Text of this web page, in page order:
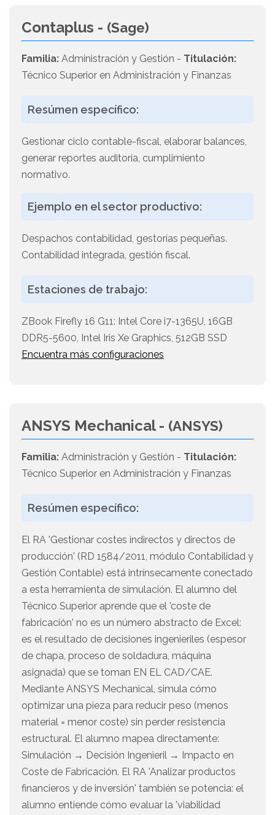
Contaplus - (Sage)
Familia: Administración y Gestión - Titulación:
Técnico Superior en Administración y Finanzas
Resúmen específico:
Gestionar ciclo contable-fiscal, elaborar balances,
generar reportes auditoría, cumplimiento
normativo.
Ejemplo en el sector productivo:
Despachos contabilidad, gestorías pequeñas.
Contabilidad integrada, gestión fiscal.
Estaciones de trabajo:
ZBook Firefly 16 G11: Intel Core i7-1365U, 16GB
DDR5-5600, Intel Iris Xe Graphics, 512GB SSD
Encuentra más configuraciones
ANSYS Mechanical - (ANSYS)
Familia: Administración y Gestión - Titulación:
Técnico Superior en Administración y Finanzas
Resúmen específico:
El RA 'Gestionar costes indirectos y directos de
producción' (RD 1584/2011, módulo Contabilidad y
Gestión Contable) está intrínsecamente conectado
a esta herramienta de simulación. El alumno del
Técnico Superior aprende que el 'coste de
fabricación' no es un número abstracto de Excel:
es el resultado de decisiones ingenieriles (espesor
de chapa, proceso de soldadura, máquina
asignada) que se toman EN EL CAD/CAE.
Mediante ANSYS Mechanical, simula cómo
optimizar una pieza para reducir peso (menos
material = menor coste) sin perder resistencia
estructural. El alumno mapea directamente:
Simulación → Decisión Ingenieril → Impacto en
Coste de Fabricación. El RA 'Analizar productos
financieros y de inversión' también se potencia: el
alumno entiende cómo evaluar la 'viabilidad